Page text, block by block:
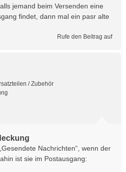
jemand beim Versenden eine
findet, dann mal ein pasr alte
Rufe den Beitrag auf
/ Zubehör
Nachrichten“, wenn der
ist sie im Postausgang: